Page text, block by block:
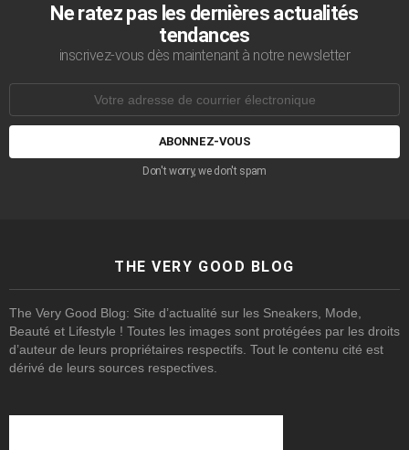
Ne ratez pas les dernières actualités
tendances
inscrivez-vous dès maintenant à notre newsletter
courrier
Don't worry, we don't spam
THE VERY GOOD BLOG
The Very Good Blog: Site d’actualité sur les Sneakers, Mode,
Beauté et Lifestyle ! Toutes les images sont protégées par les droits
d’auteur de leurs propriétaires respectifs. Tout le contenu cité est
dérivé de leurs sources respectives.